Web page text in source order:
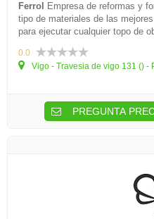
Ferrol
Empresa de reformas y
tipo de materiales de las
para ejecutar cualquier topo de
0.0
Vigo - Travesia de vigo 131 () -
PREGUNTA